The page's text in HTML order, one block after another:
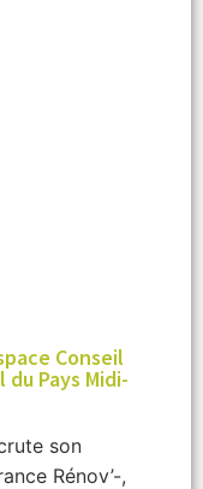
Conseil
Pays Midi-
son
Rénov’-,